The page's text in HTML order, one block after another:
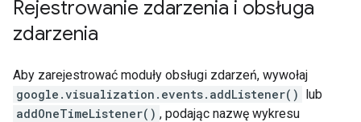
Rejestrowanie zdarzenia i obsługa
zdarzenia
Aby zarejestrować moduły obsługi zdarzeń, wywołaj
google.visualization.events.addListener() lub
addOneTimeListener() , podając nazwę wykresu